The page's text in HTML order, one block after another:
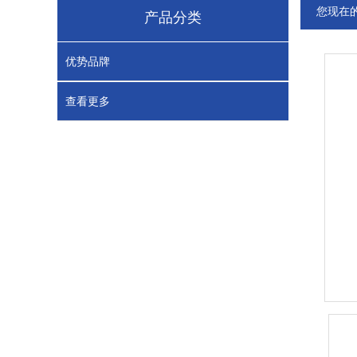
产品分类
优势品牌
查看更多
您现在